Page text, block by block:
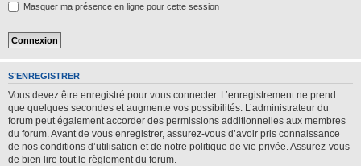
Masquer ma présence en ligne pour cette session
S’ENREGISTRER
Vous devez être enregistré pour vous connecter. L’enregistrement ne prend
que quelques secondes et augmente vos possibilités. L’administrateur du
forum peut également accorder des permissions additionnelles aux membres
du forum. Avant de vous enregistrer, assurez-vous d’avoir pris connaissance
de nos conditions d’utilisation et de notre politique de vie privée. Assurez-vous
de bien lire tout le règlement du forum.